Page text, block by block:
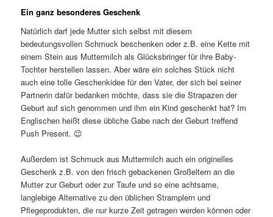
Ein ganz besonderes Geschenk
Natürlich darf jede Mutter sich selbst mit diesem
bedeutungsvollen Schmuck beschenken oder z.B. eine Kette mit
einem Stein aus Muttermilch als Glücksbringer für ihre Baby-
Tochter herstellen lassen. Aber wäre ein solches Stück nicht
auch eine tolle Geschenkidee für den Vater, der sich bei seiner
Partnerin dafür bedanken möchte, dass sie die Strapazen der
Geburt auf sich genommen und ihm ein Kind geschenkt hat? Im
Englischen heißt diese übliche Gabe nach der Geburt treffend
Push Present. 😉
Außerdem ist Schmuck aus Muttermilch auch ein originelles
Geschenk z.B. von den frisch gebackenen Großeltern an die
Mutter zur Geburt oder zur Taufe und so eine achtsame,
langlebige Alternative zu den üblichen Stramplern und
Pflegeprodukten, die nur kurze Zeit getragen werden können oder